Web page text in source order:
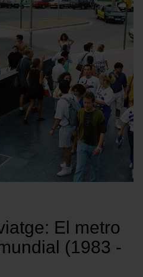
El metro
(1983 -